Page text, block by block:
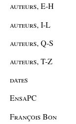
auteurs, E-H
auteurs, I-L
auteurs, Q-S
auteurs, T-Z
dates
EnsaPC
François Bon